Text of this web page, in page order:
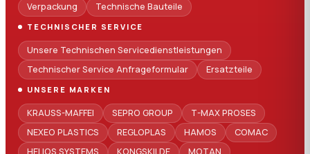
Verpackung
Technische Bauteile
TECHNISCHER SERVICE
Unsere Technischen Servicedienstleistungen
Technischer Service Anfrageformular
Ersatzteile
UNSERE MARKEN
KRAUSS-MAFFEI SEPRO GROUP
T-MAX PROSES
NEXEO PLASTICS
REGLOPLAS HAMOS
COMAC
HELIOS SYSTEMS
KONGSKILDE MOTAN